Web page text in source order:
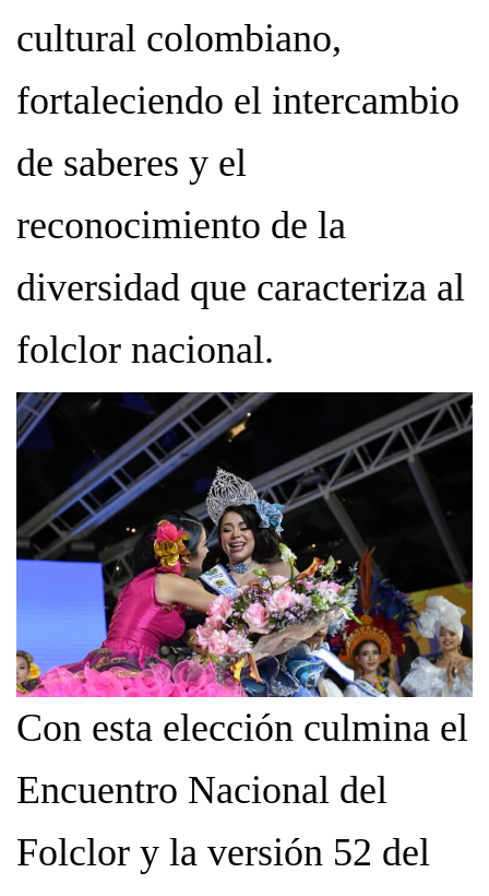
cultural colombiano,
fortaleciendo el intercambio
de saberes y el
reconocimiento de la
diversidad que caracteriza al
folclor nacional.
Con esta elección culmina el
Encuentro Nacional del
Folclor y la versión 52 del